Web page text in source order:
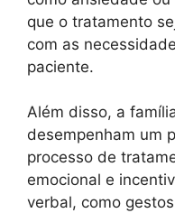
que o tratamento
com as
paciente.
Além disso, a
desempenham um
processo de
emocional e
verbal, como